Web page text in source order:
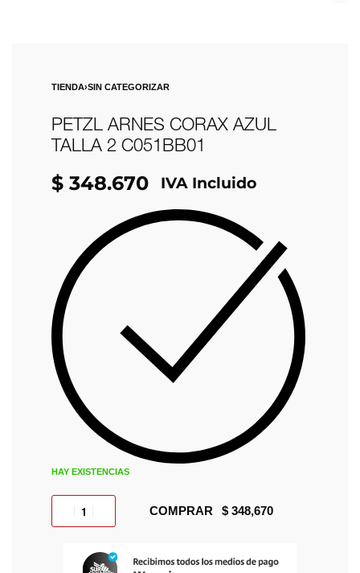
TIENDA›SIN CATEGORIZAR
PETZL ARNES CORAX AZUL
TALLA 2 C051BB01
$ 348.670 IVA Incluido
HAY EXISTENCIAS
COMPRAR